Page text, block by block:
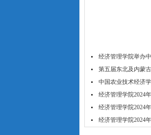
经济管理学院举办
大...
第五届东北及内蒙
学...
中国农业技术经济
表...
经济管理学院2024
充...
经济管理学院2024
试...
经济管理学院2024